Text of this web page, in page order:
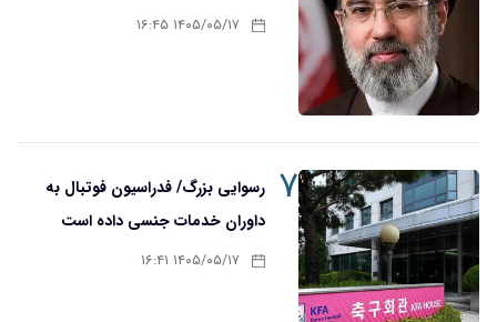
۱۴۰۵/۰۵/۱۷ ۱۶:۴۵
۷ رسوایی بزرگ/ فدراسیون فوتبال به
داوران خدمات جنسی داده است
۱۴۰۵/۰۵/۱۷ ۱۶:۴۱